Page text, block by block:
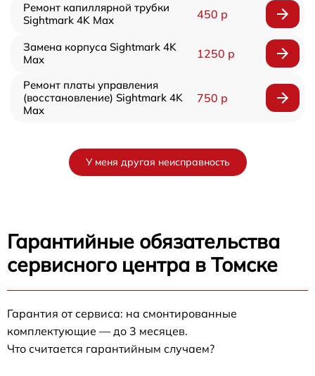
Ремонт капиллярной трубки
Sightmark 4K Max
450 р
Замена корпуса Sightmark 4K
Max
1250 р
Ремонт платы управления
(восстановление) Sightmark 4K
Max
750 р
У меня другая неисправность
Гарантийные обязательства
сервисного центра в Томске
Гарантия от сервиса: на смонтированные
комплектующие — до 3 месяцев.
Что считается гарантийным случаем?